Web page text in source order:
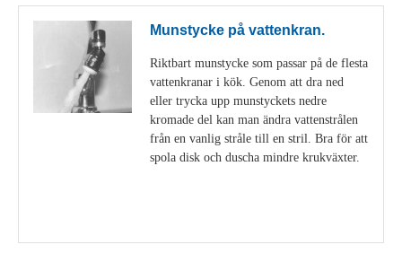
Munstycke på vattenkran.
Riktbart munstycke som passar på de flesta
vattenkranar i kök. Genom att dra ned
eller trycka upp munstyckets nedre
kromade del kan man ändra vattenstrålen
från en vanlig stråle till en stril. Bra för att
spola disk och duscha mindre krukväxter.